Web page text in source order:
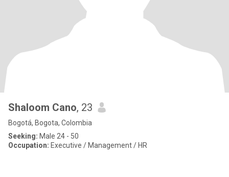
Shaloom Cano, 23
Bogotá, Bogota, Colombia
Seeking: Male 24 - 50
Occupation: Executive / Management / HR